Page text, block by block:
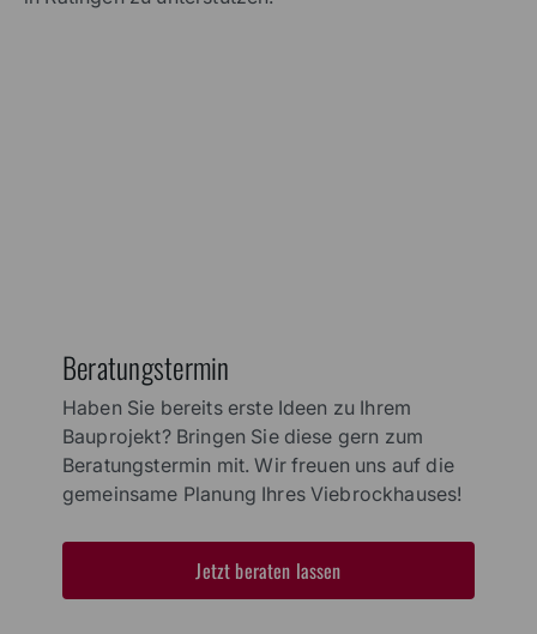
Beratungstermin
Haben Sie bereits erste Ideen zu Ihrem
Bauprojekt? Bringen Sie diese gern zum
Beratungstermin mit. Wir freuen uns auf die
gemeinsame Planung Ihres Viebrockhauses!
Jetzt beraten lassen